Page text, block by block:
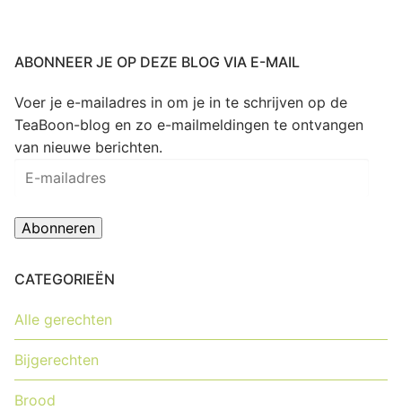
ABONNEER JE OP DEZE BLOG VIA E-MAIL
Voer je e-mailadres in om je in te schrijven op de
TeaBoon-blog en zo e-mailmeldingen te ontvangen
van nieuwe berichten.
E-
Abonneren
CATEGORIEËN
Alle gerechten
Bijgerechten
Brood